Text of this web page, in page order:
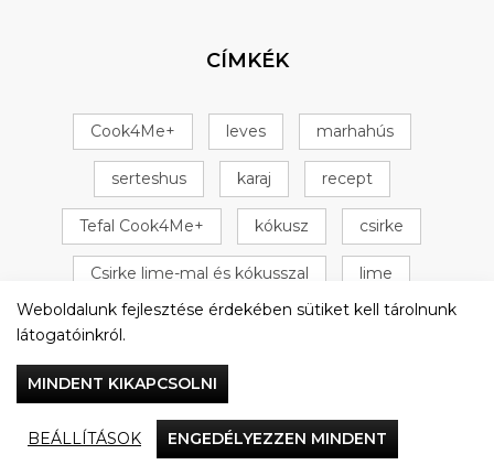
CÍMKÉK
Cook4Me+ leves marhahús
serteshus karaj recept
Tefal Cook4Me+ kókusz csirke
Csirke lime-mal és kókusszal lime
+ 16 következő
Vacsorázzunk együtt
Weboldalunk fejlesztése érdekében sütiket kell tárolnunk
látogatóinkról.
MINDENT KIKAPCSOLNI
BEÁLLÍTÁSOK ENGEDÉLYEZZEN MINDENT